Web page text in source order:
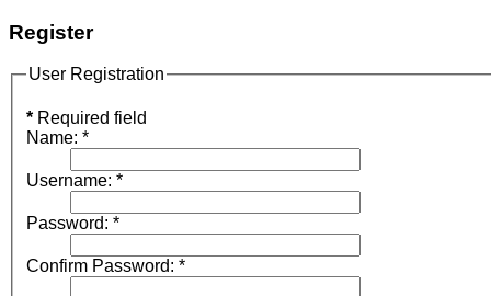
Register
User Registration
* Required field
Name: *
Username: *
Password: *
Confirm Password: *